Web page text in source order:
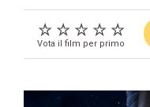
Vota il film per primo